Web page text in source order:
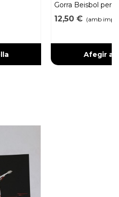
Gorra Beisbol per
12,50 € (amb
Afegir a